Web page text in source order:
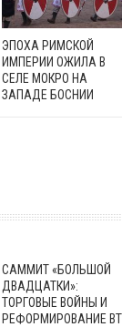
ЭПОХА РИМСКОЙ
ИМПЕРИИ ОЖИЛА В
СЕЛЕ МОКРО НА
ЗАПАДЕ БОСНИИ
САММИТ «БОЛЬШОЙ
ДВАДЦАТКИ»:
ТОРГОВЫЕ ВОЙНЫ И
РЕФОРМИРОВАНИЕ